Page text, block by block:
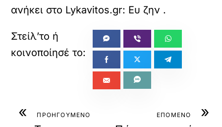
ανήκει στο Lykavitos.gr: Ευ ζην .
« ΠΡΟΗΓΟΥΜΕΝΟ »
ΕΠΟΜΕΝΟ